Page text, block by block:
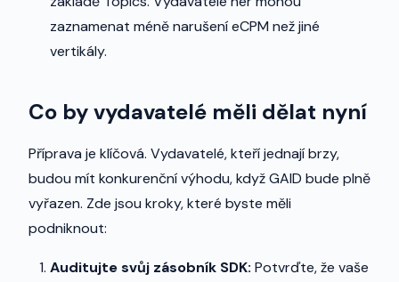
zaznamenat méně narušení eCPM než jiné
vertikály.
Co by vydavatelé měli dělat nyní
Příprava je klíčová. Vydavatelé, kteří jednají brzy,
budou mít konkurenční výhodu, když GAID bude plně
vyřazen. Zde jsou kroky, které byste měli
podniknout:
Auditujte svůj zásobník SDK: Potvrďte, že vaše